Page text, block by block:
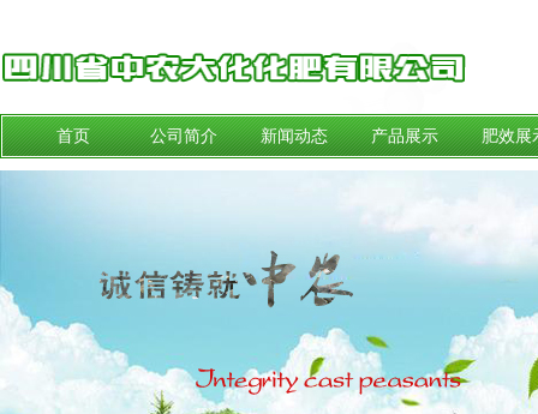
首页 公司简介 新闻动态 产品展示 肥效展